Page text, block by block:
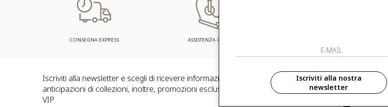
CONSEGNA EXPRESS ASSISTENZA CLIENTI
Iscriviti alla newsletter e scegli di ricevere informazioni in anteprima ed
anticipazioni di collezioni, inoltre, promozioni esclusive riservate ai nostri clienti
VIP
ISCRIVITI
ho letto ed
Iscriviti alla nostra
newsletter